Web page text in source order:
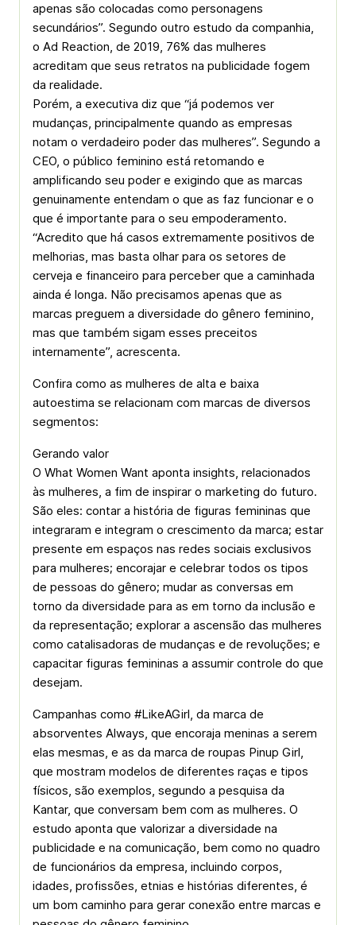
apenas são colocadas como personagens
secundários”. Segundo outro estudo da companhia,
o Ad Reaction, de 2019, 76% das mulheres
acreditam que seus retratos na publicidade fogem
da realidade.
Porém, a executiva diz que “já podemos ver
mudanças, principalmente quando as empresas
notam o verdadeiro poder das mulheres”. Segundo a
CEO, o público feminino está retomando e
amplificando seu poder e exigindo que as marcas
genuinamente entendam o que as faz funcionar e o
que é importante para o seu empoderamento.
“Acredito que há casos extremamente positivos de
melhorias, mas basta olhar para os setores de
cerveja e financeiro para perceber que a caminhada
ainda é longa. Não precisamos apenas que as
marcas preguem a diversidade do gênero feminino,
mas que também sigam esses preceitos
internamente”, acrescenta.
Confira como as mulheres de alta e baixa
autoestima se relacionam com marcas de diversos
segmentos:
Gerando valor
O What Women Want aponta insights, relacionados
às mulheres, a fim de inspirar o marketing do futuro.
São eles: contar a história de figuras femininas que
integraram e integram o crescimento da marca; estar
presente em espaços nas redes sociais exclusivos
para mulheres; encorajar e celebrar todos os tipos
de pessoas do gênero; mudar as conversas em
torno da diversidade para as em torno da inclusão e
da representação; explorar a ascensão das mulheres
como catalisadoras de mudanças e de revoluções; e
capacitar figuras femininas a assumir controle do que
desejam.
Campanhas como #LikeAGirl, da marca de
absorventes Always, que encoraja meninas a serem
elas mesmas, e as da marca de roupas Pinup Girl,
que mostram modelos de diferentes raças e tipos
físicos, são exemplos, segundo a pesquisa da
Kantar, que conversam bem com as mulheres. O
estudo aponta que valorizar a diversidade na
publicidade e na comunicação, bem como no quadro
de funcionários da empresa, incluindo corpos,
idades, profissões, etnias e histórias diferentes, é
um bom caminho para gerar conexão entre marcas e